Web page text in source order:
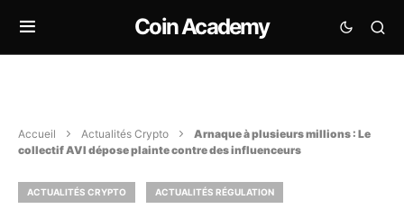
Coin Academy
Accueil Actualités Crypto
Arnaque à plusieurs millions : Le
collectif AVI dépose plainte contre des influenceurs
ACTUALITÉS CRYPTO ACTUALITÉS RÉGULATION